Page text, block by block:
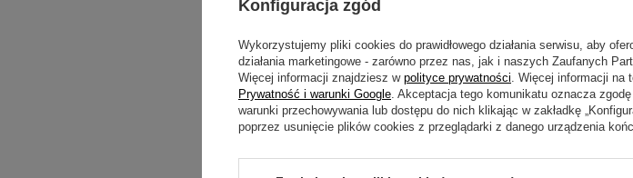
Konfiguracja zgód
Wykorzystujemy pliki cookies do prawidłowego działania serwisu, aby
działania marketingowe - zarówno przez nas, jak i naszych Zaufanych
Więcej informacji znajdziesz w polityce prywatności. Więcej informacji na
Prywatność i warunki Google. Akceptacja tego komunikatu oznacza
warunki przechowywania lub dostępu do nich klikając w zakładkę
poprzez usunięcie plików cookies z przeglądarki z danego urządzenia